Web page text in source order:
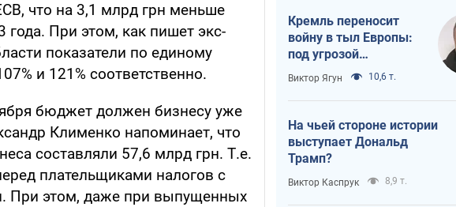
что на 3,1 млрд грн меньше
года. При этом, как пишет экс-
показатели по единому
и 121% соответственно.
бюджет должен бизнесу уже
Клименко напоминает, что
составляли 57,6 млрд грн. Т.е.
плательщиками налогов с
При этом, даже при выпущенных
Кремль переносит
войну в тыл Европы:
под угрозой
критическая
логистика
Виктор Ягун 10,6 т.
На чьей стороне истории
выступает Дональд
Трамп?
Виктор Каспрук 8,9 т.